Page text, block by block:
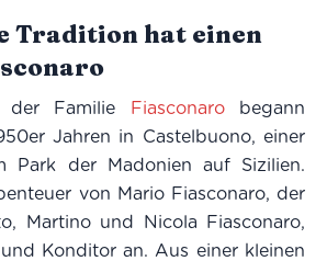
Tradition hat einen
der Familie Fiasconarobegann
Jahren in Castelbuono, einer
Park der Madonien auf Sizilien.
von Mario Fiasconaro, der
Martino und Nicola Fiasconaro,
Konditor an. Aus einer kleinen